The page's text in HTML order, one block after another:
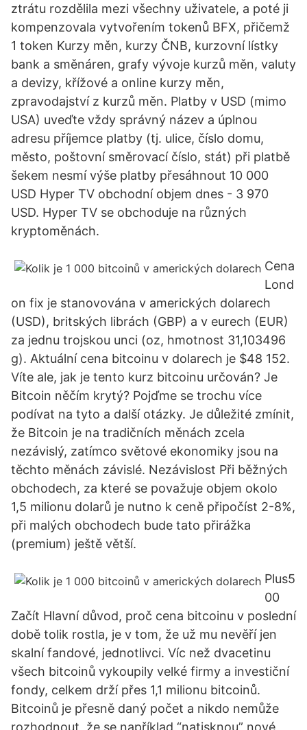
ztrátu rozdělila mezi všechny uživatele, a poté ji
kompenzovala vytvořením tokenů BFX, přičemž
1 token Kurzy měn, kurzy ČNB, kurzovní lístky
bank a směnáren, grafy vývoje kurzů měn, valuty
a devizy, křížové a online kurzy měn,
zpravodajství z kurzů měn. Platby v USD (mimo
USA) uveďte vždy správný název a úplnou
adresu příjemce platby (tj. ulice, číslo domu,
město, poštovní směrovací číslo, stát) při platbě
šekem nesmí výše platby přesáhnout 10 000
USD Hyper TV obchodní objem dnes - 3 970
USD. Hyper TV se obchoduje na různých
kryptoměnách.
Cena
Lond
on fix je stanovována v amerických dolarech
(USD), britských librách (GBP) a v eurech (EUR)
za jednu trojskou unci (oz, hmotnost 31,103496
g). Aktuální cena bitcoinu v dolarech je $48 152.
Víte ale, jak je tento kurz bitcoinu určován? Je
Bitcoin něčím krytý? Pojďme se trochu více
podívat na tyto a další otázky. Je důležité zmínit,
že Bitcoin je na tradičních měnách zcela
nezávislý, zatímco světové ekonomiky jsou na
těchto měnách závislé. Nezávislost Při běžných
obchodech, za které se považuje objem okolo
1,5 milionu dolarů je nutno k ceně připočíst 2-8%,
při malých obchodech bude tato přirážka
(premium) ještě větší.
Plus5
00
Začít Hlavní důvod, proč cena bitcoinu v poslední
době tolik rostla, je v tom, že už mu nevěří jen
skalní fandové, jednotlivci. Víc než dvacetinu
všech bitcoinů vykoupily velké firmy a investiční
fondy, celkem drží přes 1,1 milionu bitcoinů.
Bitcoinů je přesně daný počet a nikdo nemůže
rozhodnout, že se například “natisknou” nové,